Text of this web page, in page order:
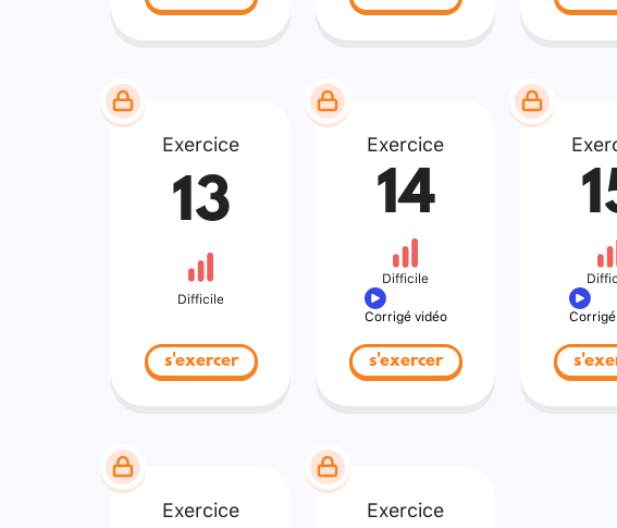
Exercice
13
Difficile
s'exercer
Exercice
14
Difficile
Corrigé vidéo
s'exercer
Exercice Exercice